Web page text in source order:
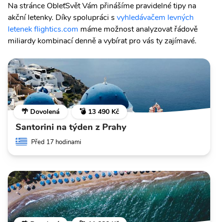
Na stránce ObleťSvět Vám přinášíme pravidelné tipy na
akční letenky. Díky spolupráci s vyhledávačem levných
letenek flightics.com máme možnost analyzovat řádově
miliardy kombinací denně a vybírat pro vás ty zajímavé.
🌴 Dovolená 💣 13 490 Kč
Santorini na týden z Prahy
Před 17 hodinami